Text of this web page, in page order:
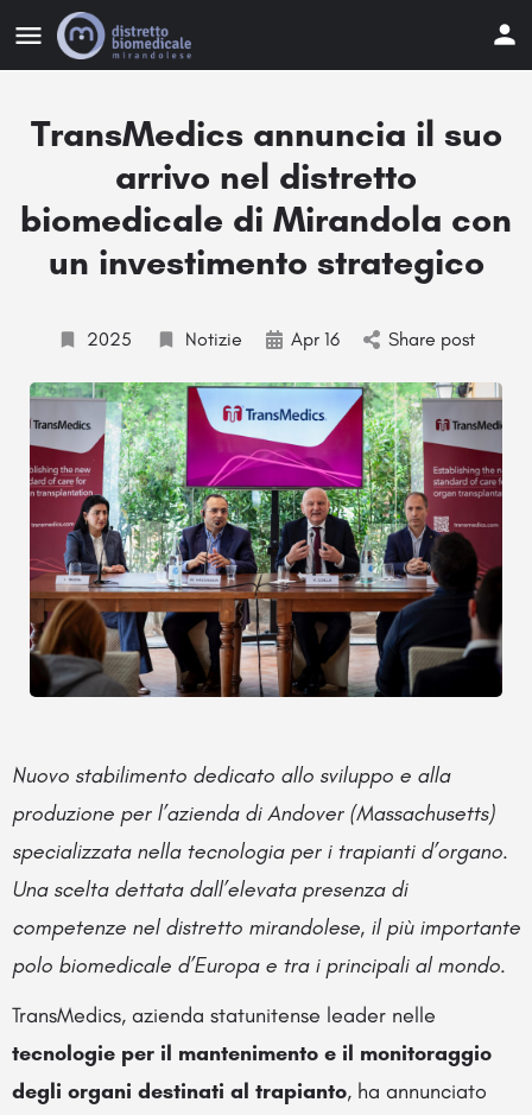
TransMedics annuncia il suo
arrivo nel distretto
biomedicale di Mirandola con
un investimento strategico
2025 Notizie Apr 16 Share post
Nuovo stabilimento dedicato allo sviluppo e alla
produzione per l’azienda di Andover (Massachusetts)
specializzata nella tecnologia per i trapianti d’organo.
Una scelta dettata dall’elevata presenza di
competenze nel distretto mirandolese, il più importante
polo biomedicale d’Europa e tra i principali al mondo.
TransMedics, azienda statunitense leader nelle
tecnologie per il mantenimento e il monitoraggio
degli organi destinati al trapianto, ha annunciato